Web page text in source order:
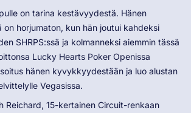
on tarina kestävyydestä. Hänen
horjumaton, kun hän joutui kahdeksi
SHRPS:ssä ja kolmanneksi aiemmin tässä
Lucky Hearts Poker Openissa
hänen kyvykkyydestään ja luo alustan
Vegasissa.
Reichard, 15-kertainen Circuit-renkaan